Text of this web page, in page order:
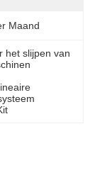
Maand
het slijpen van